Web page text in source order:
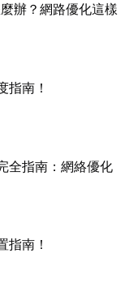
辦？網路優化這樣
指南！
全指南：網絡優化
指南！